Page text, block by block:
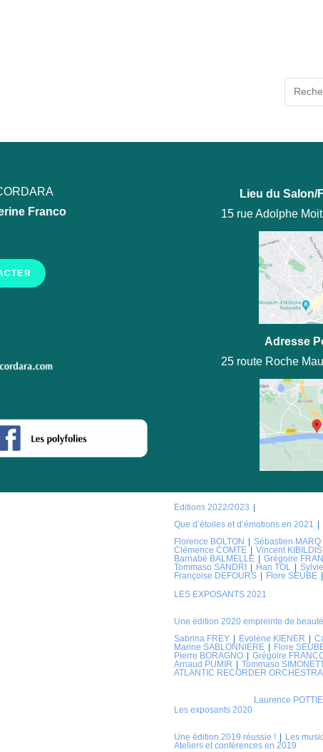
Franco
Lieu du Salon/
15 rue Adolphe
Adresse
25 route Roche
Editions 2022/2023
Que d’étoiles et d’émotions en 2021
Florence BOLTON
Sébastien MARQ
Clémence COMTE
Vincent KIBILDIS
Barnabé BALMELLE
Grégoire
Tommaso SANDRI
Han TOL
Françoise DEFOURS
Flore SEUBE
LES EXPOSANTS 2021
Une édition 2020 empreinte de
Sabrina FREY
Evolène KIENER
Marine SABLONNIERE
Flore
Pierre BORAGNO
Grégoire
Arnaud PUMIR
Tommaso
ATLANTIC RECORDER ORCHESTRA
Laurence
Les exposants 2020
Une édition 2019 réussie !
Les
Ateliers et conférences en 2019